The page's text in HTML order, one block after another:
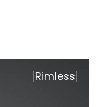
Rimless